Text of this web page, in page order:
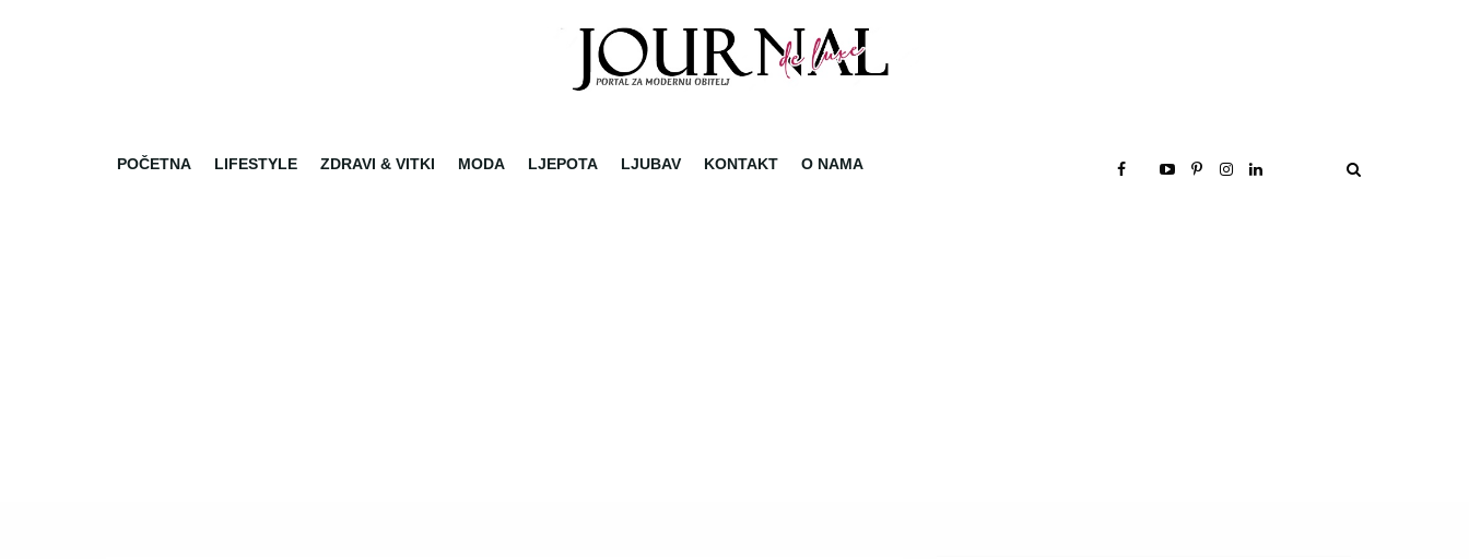
POČETNA LIFESTYLE ZDRAVI & VITKI MODA LJEPOTA LJUBAV KONTAKT O NAMA